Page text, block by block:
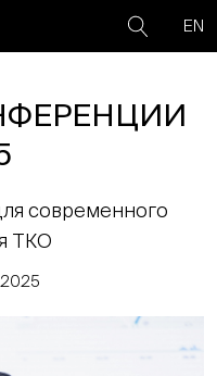
EN
современного
ТКО
2025